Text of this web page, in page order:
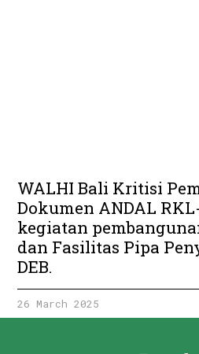
WALHI Bali Kritisi
Dokumen ANDAL
kegiatan
dan Fasilitas Pipa
DEB.
26 March 2025